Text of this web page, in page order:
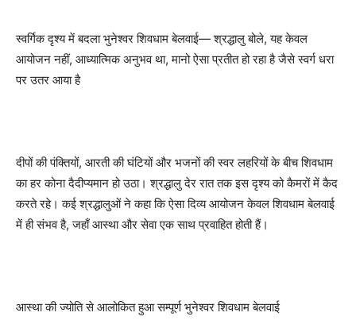
स्वर्गिक दृश्य में बदला भुनेश्वर शिवधाम बेलवाई— श्रद्धालु बोले, यह केवल
आयोजन नहीं, आध्यात्मिक अनुभव था, मानो ऐसा प्रतीत हो रहा है जैसे स्वर्ग धरा
पर उतर आया है
दीपों की पंक्तियों, आरती की घंटियों और भजनों की स्वर लहरियों के बीच शिवधाम
का हर कोना दैदीप्यमान हो उठा। श्रद्धालु देर रात तक इस दृश्य को कैमरों में कैद
करते रहे। कई श्रद्धालुओं ने कहा कि ऐसा दिव्य आयोजन केवल शिवधाम बेलवाई
में ही संभव है, जहाँ आस्था और सेवा एक साथ प्रवाहित होती हैं।
आस्था की ज्योति से आलोकित हुआ सम्पूर्ण भुनेश्वर शिवधाम बेलवाई